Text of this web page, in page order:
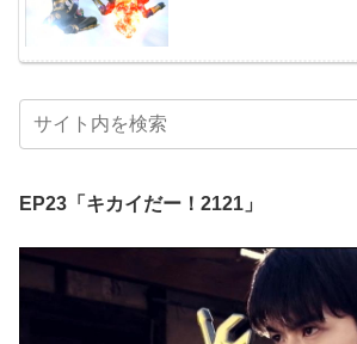
EP23「キカイだー！2121」